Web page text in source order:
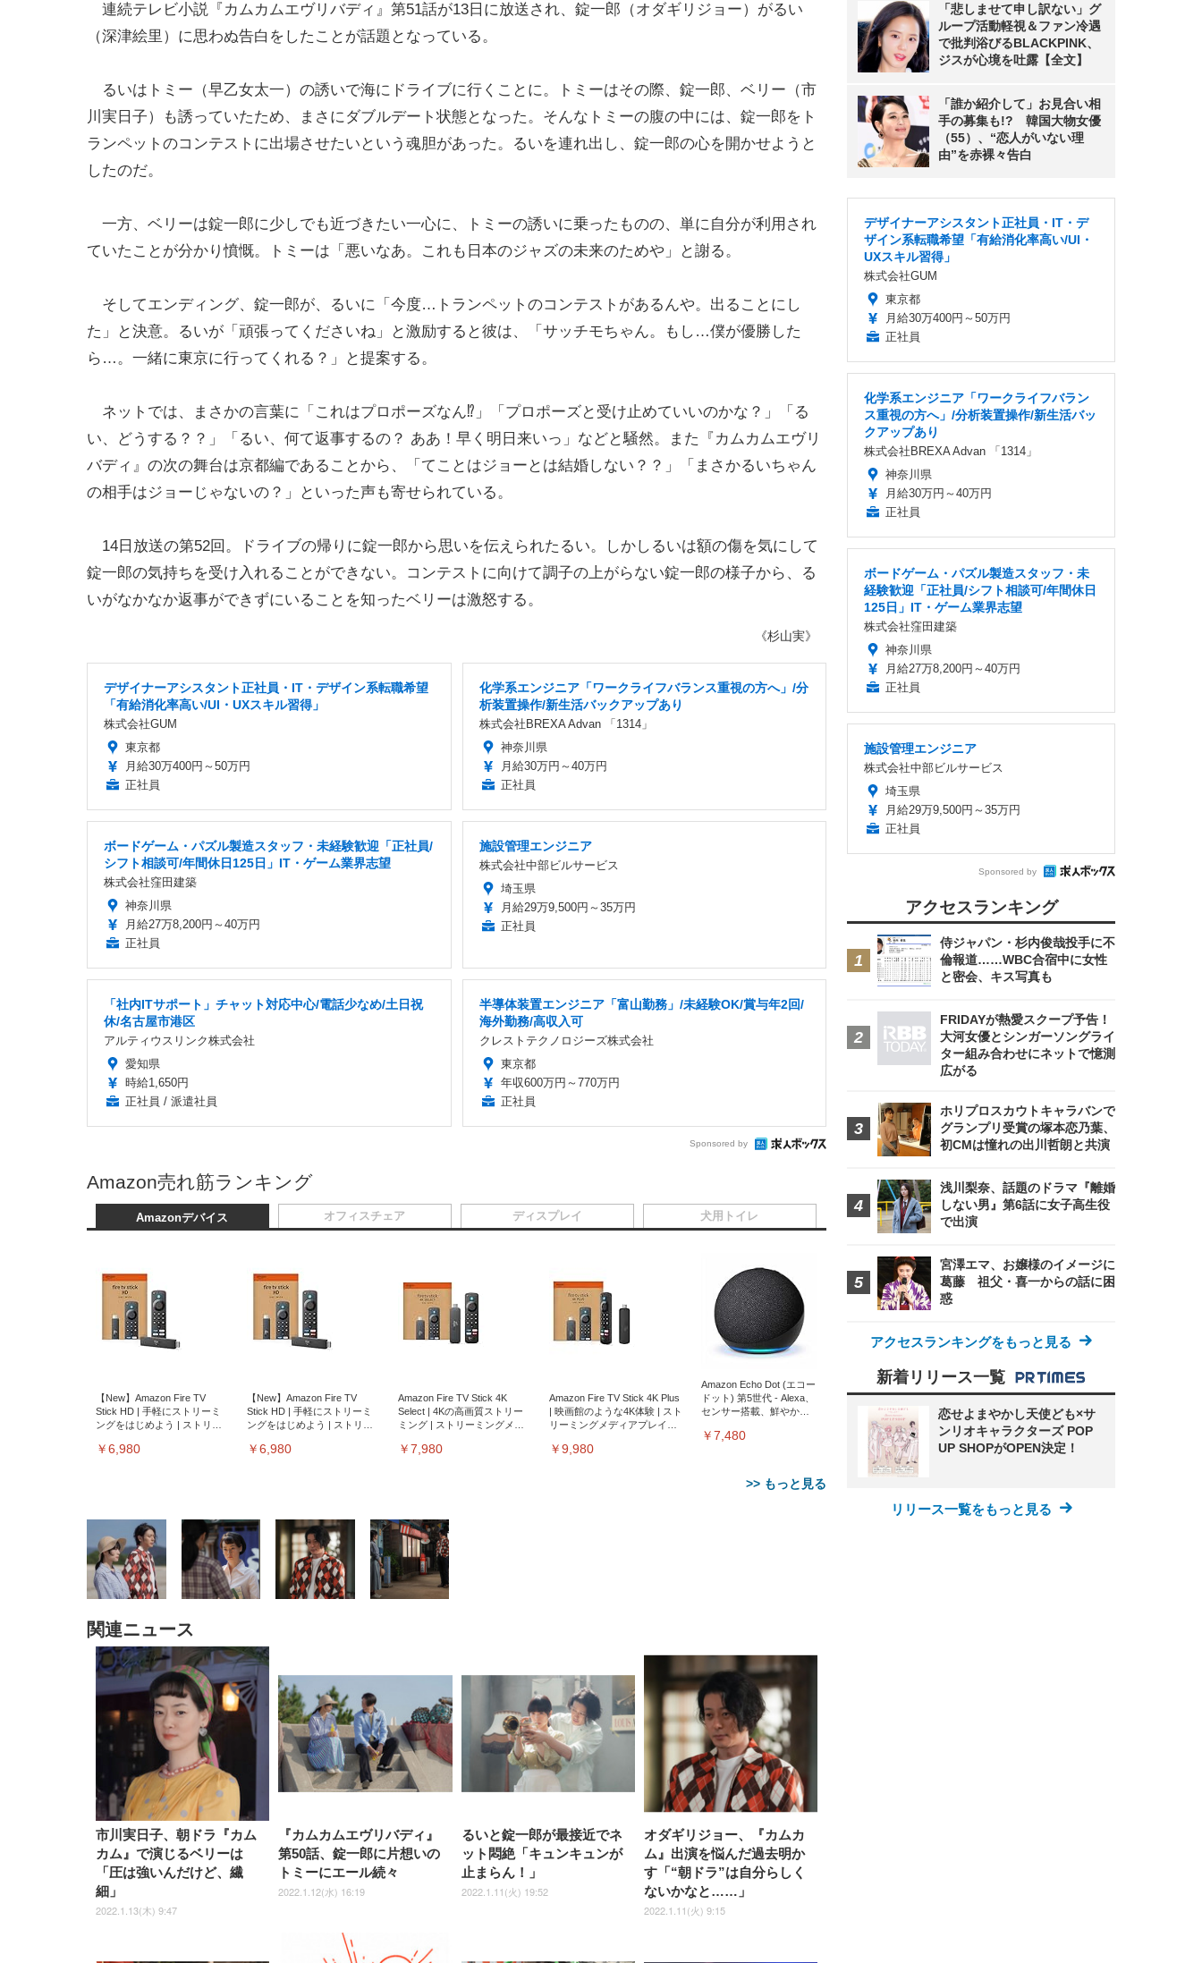
連続テレビ小説『カムカムエヴリバディ』第51話が13日に放送され、錠一郎（オダギリジョー）がるい
（深津絵里）に思わぬ告白をしたことが話題となっている。
るいはトミー（早乙女太一）の誘いで海にドライブに行くことに。トミーはその際、錠一郎、ベリー（市
川実日子）も誘っていたため、まさにダブルデート状態となった。そんなトミーの腹の中には、錠一郎をト
ランペットのコンテストに出場させたいという魂胆があった。るいを連れ出し、錠一郎の心を開かせようと
したのだ。
一方、ベリーは錠一郎に少しでも近づきたい一心に、トミーの誘いに乗ったものの、単に自分が利用され
ていたことが分かり憤慨。トミーは「悪いなあ。これも日本のジャズの未来のためや」と謝る。
そしてエンディング、錠一郎が、るいに「今度…トランペットのコンテストがあるんや。出ることにし
た」と決意。るいが「頑張ってくださいね」と激励すると彼は、「サッチモちゃん。もし…僕が優勝した
ら…。一緒に東京に行ってくれる？」と提案する。
ネットでは、まさかの言葉に「これはプロポーズなん⁉︎」「プロポーズと受け止めていいのかな？」「る
い、どうする？？」「るい、何て返事するの？ ああ！早く明日来いっ」などと騒然。また『カムカムエヴリ
バディ』の次の舞台は京都編であることから、「てことはジョーとは結婚しない？？」「まさかるいちゃん
の相手はジョーじゃないの？」といった声も寄せられている。
14日放送の第52回。ドライブの帰りに錠一郎から思いを伝えられたるい。しかしるいは額の傷を気にして
錠一郎の気持ちを受け入れることができない。コンテストに向けて調子の上がらない錠一郎の様子から、る
いがなかなか返事ができずにいることを知ったベリーは激怒する。
《杉山実》
デザイナーアシスタント正社員・IT・デザイン系転職希望
「有給消化率高い/UI・UXスキル習得」
株式会社GUM
東京都
月給30万400円～50万円
正社員
化学系エンジニア「ワークライフバランス重視の方へ」/分
析装置操作/新生活バックアップあり
株式会社BREXA Advan 「1314」
神奈川県
月給30万円～40万円
正社員
ボードゲーム・パズル製造スタッフ・未経験歓迎「正社員/
シフト相談可/年間休日125日」IT・ゲーム業界志望
株式会社窪田建築
神奈川県
月給27万8,200円～40万円
正社員
施設管理エンジニア
株式会社中部ビルサービス
埼玉県
月給29万9,500円～35万円
正社員
「社内ITサポート」チャット対応中心/電話少なめ/土日祝
休/名古屋市港区
アルティウスリンク株式会社
愛知県
時給1,650円
正社員 / 派遣社員
半導体装置エンジニア「富山勤務」/未経験OK/賞与年2回/
海外勤務/高収入可
クレストテクノロジーズ株式会社
東京都
年収600万円～770万円
正社員
Sponsored by
Amazon売れ筋ランキング
Amazonデバイス
【New】Amazon Fire TV
Stick HD | 手軽にストリーミ
ングをはじめよう | ストリー
￥6,980
【New】Amazon Fire TV
Stick HD | 手軽にストリーミ
ングをはじめよう | ストリー
￥6,980
Amazon Fire TV Stick 4K
Select | 4Kの高画質ストリー
ミング | ストリーミングメデ
￥7,980
Amazon Fire TV Stick 4K Plus
| 映画館のような4K体験 | スト
リーミングメディアプレイヤ
￥9,980
Amazon Echo Dot (エコー
ドット) 第5世代 - Alexa、
センサー搭載、鮮やかな
￥7,480
>> もっと見る
オフィスチェア
[EdoErgo] オフィスチェア 椅
子 テレワーク 疲れない 跳ね
上げ式アームレスト コンパク
ト 約105度ロッキング pc 事務
椅子 360度回転 座面昇降 強化
ナイロン樹脂ベース 通気性メ
ッシュ 在宅ワーク H-
WY01(黒網+黒枠+黒足)
￥5,699
SIHOO B100 オフィスチェア
／デスクチェア メッシュチェ
ア 人間工学 疲れない ブラッ
ク
￥27,999
チェア 疲れない テレワーク
度ロッキング機能 人間工学 椅
子 腰サポート 90度跳ね上げ
式アームレスト 3Dヘッドレス
ト ハンガー付き 高反発クッシ
ョン PCチェア 通気性メッシ
ュ ゲーミング/勉強/事務用 お
しゃれ パソコンチェア (ブラ
ック)
￥7,680
チェア 疲れない テレワーク
チェア 強化バックレスト 30度
ロッキング機能 人間工学 椅子
腰サポート 90度跳ね上げ式ア
ームレスト 3Dヘッドレスト
ハンガー付き 高反発クッショ
ン PCチェア 通気性メッシュ
ゲーミング/勉強/事務用 おし
ゃれ パソコンチェア (ホワイ
ト)
￥7,680
ア デスクチェア 肘なし メ
ッシュ 通気性 ランバーサ
ポート付き 腰サポート ガ
ス圧無段階昇降 360度回
転 キャスター付き コンパ
クト 幅52×奥行58.5×高さ
84～96cm テレワーク 在
宅勤務 ブラック
￥4,139
ディスプレイ
EIZO ビジネス向けプレミア
ムモニター | FlexScan
EV3240X-WT | 31.5型4K
UHD・USB Type-C・ホワイ
￥105,595
EIZO ビジネス向けプレミア
ムモニター | FlexScan
EV2740X-WT | 27.0型4K
UHD・USB Type-C・ホワイ
ト
￥109,572
ク付き（CFI-ZDM1J）
ニター フル
HD（1920×1080）VA 非光
沢 HDMI/DisplayPort/VGA
スピーカー内蔵 高さ調整 ス
イベル VESA対応
ComfortView ビジネス向け
￥15,800
GRAPHT THE SHOOTER
Gaming Monitor 24” Essential ゲ
ーミングモニター QD 24.5インチ
1ms FHD 量子ドット 残像低減 (3
年保証 | 輝点保証 | 日本メーカー)
￥34,980
犬用トイレ
Amazonベーシック ペットシ
ーツ 薄型 レギュラー 1回使い
捨て 無香料 ホワイト 300枚
￥3,373
Amazonベーシック ペットシ
ーツ 厚型 ワイド 42枚x2袋(84
枚) ホワイト(吸収面:ライトブ
ルー)
￥3,234
ツ L 中型犬用 26枚入り 単品
￥1,800
ック) 【Amazon.co.jp限定】
Smart Basic アイリスオーヤマ
ペットシーツ 超厚型 お徳用
ワイド 100枚入 (x 1) (ケース
販売)
￥3,670
アイリスオーヤマ ペット
シーツ 超厚型 お徳用 レギ
ュラー 200枚入
【Amazon.co.jp限定】
￥3,731
関連ニュース
市川実日子、朝ドラ『カム
カム』で演じるベリーは
「圧は強いんだけど、繊
細」
2022.1.13(木) 9:47
『カムカムエヴリバディ』
第50話、錠一郎に片想いの
トミーにエール続々
2022.1.12(水) 16:19
るいと錠一郎が最接近でネ
ット悶絶「キュンキュンが
止まらん！」
2022.1.11(火) 19:52
オダギリジョー、『カムカ
ム』出演を悩んだ過去明か
す「“朝ドラ”は自分らしく
ないかなと……」
2022.1.11(火) 9:15
「悲しませて申し訳ない」グ
ループ活動軽視＆ファン冷遇
で批判浴びるBLACKPINK、
ジスが心境を吐露【全文】
「誰か紹介して」お見合い相
手の募集も!? 韓国大物女優
（55）、“恋人がいない理
由”を赤裸々告白
デザイナーアシスタント正社員・IT・デ
ザイン系転職希望「有給消化率高い/UI・
UXスキル習得」
株式会社GUM
東京都
月給30万400円～50万円
正社員
化学系エンジニア「ワークライフバラン
ス重視の方へ」/分析装置操作/新生活バッ
クアップあり
株式会社BREXA Advan 「1314」
神奈川県
月給30万円～40万円
正社員
ボードゲーム・パズル製造スタッフ・未
経験歓迎「正社員/シフト相談可/年間休日
125日」IT・ゲーム業界志望
株式会社窪田建築
神奈川県
月給27万8,200円～40万円
正社員
施設管理エンジニア
株式会社中部ビルサービス
埼玉県
月給29万9,500円～35万円
正社員
Sponsored by
アクセスランキング
侍ジャパン・杉内俊哉投手に不
倫報道……WBC合宿中に女性
と密会、キス写真も
FRIDAYが熱愛スクープ予告！
大河女優とシンガーソングライ
ター組み合わせにネットで憶測
広がる
ホリプロスカウトキャラバンで
グランプリ受賞の塚本恋乃葉、
初CMは憧れの出川哲朗と共演
浅川梨奈、話題のドラマ『離婚
しない男』第6話に女子高生役
で出演
宮澤エマ、お嬢様のイメージに
葛藤 祖父・喜一からの話に困
惑
アクセスランキングをもっと見る
新着リリース一覧
恋せよまやかし天使ども×サ
ンリオキャラクターズ POP
UP SHOPがOPEN決定！
リリース一覧をもっと見る